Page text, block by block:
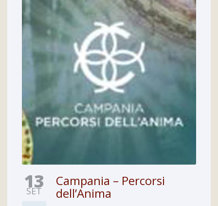
13
SET
Campania – Percorsi
dell’Anima